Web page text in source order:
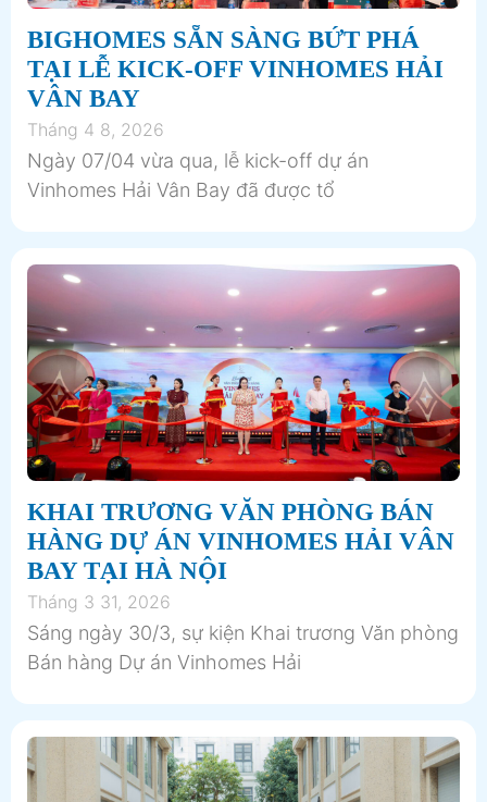
BIGHOMES SẴN SÀNG BỨT PHÁ
TẠI LỄ KICK-OFF VINHOMES HẢI
VÂN BAY
Tháng 4 8, 2026
Ngày 07/04 vừa qua, lễ kick-off dự án
Vinhomes Hải Vân Bay đã được tổ
KHAI TRƯƠNG VĂN PHÒNG BÁN
HÀNG DỰ ÁN VINHOMES HẢI VÂN
BAY TẠI HÀ NỘI
Tháng 3 31, 2026
Sáng ngày 30/3, sự kiện Khai trương Văn phòng
Bán hàng Dự án Vinhomes Hải